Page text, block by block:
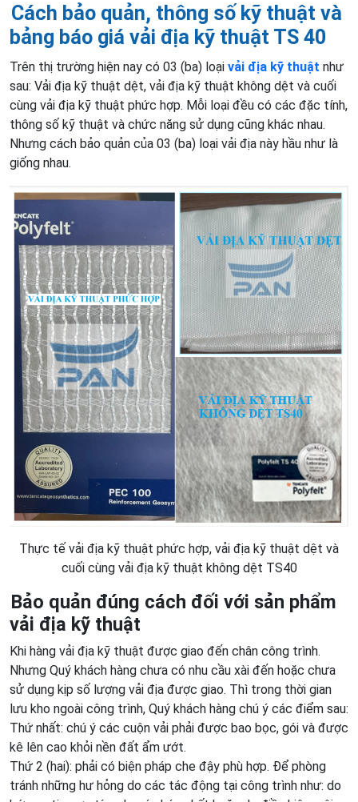
Cách bảo quản, thông số kỹ thuật và
bảng báo giá vải địa kỹ thuật TS 40
Trên thị trường hiện nay có 03 (ba) loại vải địa kỹ thuật như
sau: Vải địa kỹ thuật dệt, vải địa kỹ thuật không dệt và cuối
cùng vải địa kỹ thuật phức hợp. Mỗi loại đều có các đặc tính,
thông số kỹ thuật và chức năng sử dụng cũng khác nhau.
Nhưng cách bảo quản của 03 (ba) loại vải địa này hầu như là
giống nhau.
Thực tế vải địa kỹ thuật phức hợp, vải địa kỹ thuật dệt và
cuối cùng vải địa kỹ thuật không dệt TS40
Bảo quản đúng cách đối với sản phẩm
vải địa kỹ thuật
Khi hàng vải địa kỹ thuật được giao đến chân công trình.
Nhưng Quý khách hàng chưa có nhu cầu xài đến hoặc chưa
sử dụng kịp số lượng vải địa được giao. Thì trong thời gian
lưu kho ngoài công trình, Quý khách hàng chú ý các điểm sau:
Thứ nhất: chú ý các cuộn vải phải được bao bọc, gói và được
kê lên cao khỏi nền đất ẩm ướt.
Thứ 2 (hai): phải có biện pháp che đậy phù hợp. Để phòng
tránh những hư hỏng do các tác động tại công trình như: do